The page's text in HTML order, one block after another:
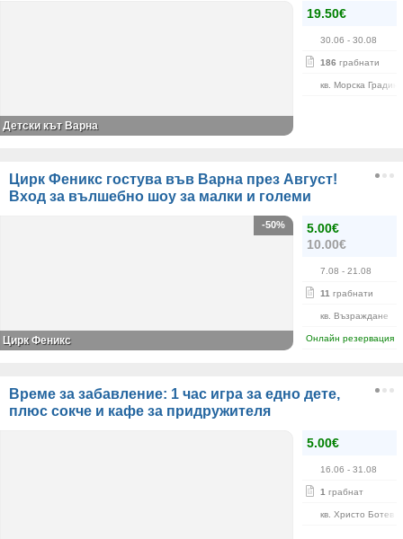
19.50€
30.06 - 30.08
186 грабнати
кв. Морска Градина
Детски кът Варна
Цирк Феникс гостува във Варна през Август!
Вход за вълшебно шоу за малки и големи
5.00€
10.00€
7.08 - 21.08
11 грабнати
кв. Възраждане
Онлайн резервация
-50%
Цирк Феникс
Време за забавление: 1 час игра за едно дете,
плюс сокче и кафе за придружителя
5.00€
16.06 - 31.08
1 грабнат
кв. Христо Ботев